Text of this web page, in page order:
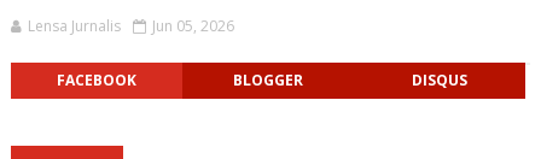
Lensa Jurnalis Jun 05, 2026
FACEBOOK BLOGGER DISQUS